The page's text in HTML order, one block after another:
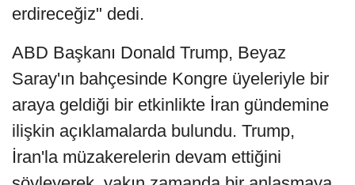
erdireceğiz" dedi.
ABD Başkanı Donald Trump, Beyaz
Saray'ın bahçesinde Kongre üyeleriyle bir
araya geldiği bir etkinlikte İran gündemine
ilişkin açıklamalarda bulundu. Trump,
İran'la müzakerelerin devam ettiğini